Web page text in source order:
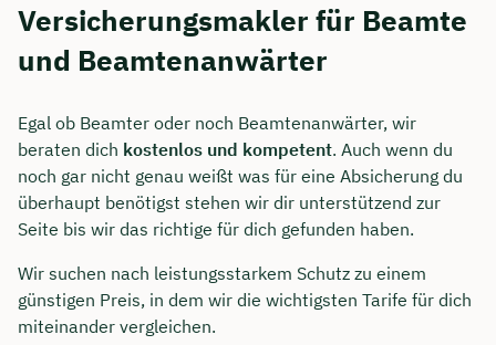
Versicherungsmakler für Beamte
und Beamtenanwärter
Egal ob Beamter oder noch Beamtenanwärter, wir
beraten dich kostenlos und kompetent. Auch wenn du
noch gar nicht genau weißt was für eine Absicherung du
überhaupt benötigst stehen wir dir unterstützend zur
Seite bis wir das richtige für dich gefunden haben.
Wir suchen nach leistungsstarkem Schutz zu einem
günstigen Preis, in dem wir die wichtigsten Tarife für dich
miteinander vergleichen.